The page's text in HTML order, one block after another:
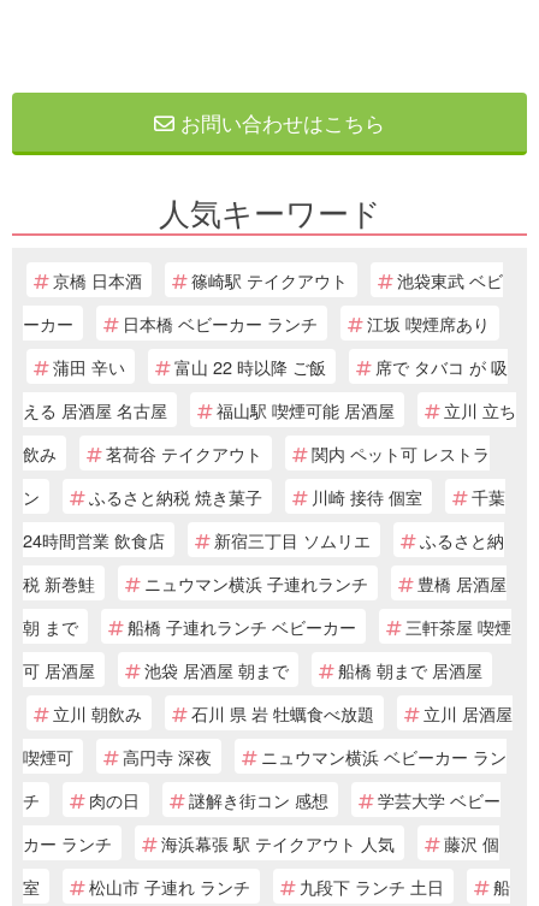
お問い合わせはこちら
人気キーワード
京橋 日本酒 篠崎駅 テイクアウト
池袋東武 ベビ
ーカー
日本橋 ベビーカー ランチ
江坂 喫煙席あり
蒲田 辛い
富山 22 時以降 ご飯
席で タバコ が 吸
える 居酒屋 名古屋
福山駅 喫煙可能 居酒屋
立川 立ち
飲み
茗荷谷 テイクアウト
関内 ペット可 レストラ
ン
ふるさと納税 焼き菓子 川崎 接待 個室
千葉
24時間営業 飲食店
新宿三丁目 ソムリエ
ふるさと納
税 新巻鮭
ニュウマン横浜 子連れランチ
豊橋 居酒屋
朝 まで
船橋 子連れランチ ベビーカー
三軒茶屋 喫煙
可 居酒屋
池袋 居酒屋 朝まで
船橋 朝まで 居酒屋
立川 朝飲み
石川 県 岩 牡蠣食べ放題
立川 居酒屋
喫煙可
高円寺 深夜
ニュウマン横浜 ベビーカー ラン
チ
肉の日 謎解き街コン 感想
学芸大学 ベビー
カー ランチ
海浜幕張 駅 テイクアウト 人気
藤沢 個
室
松山市 子連れ ランチ 九段下 ランチ 土日 船